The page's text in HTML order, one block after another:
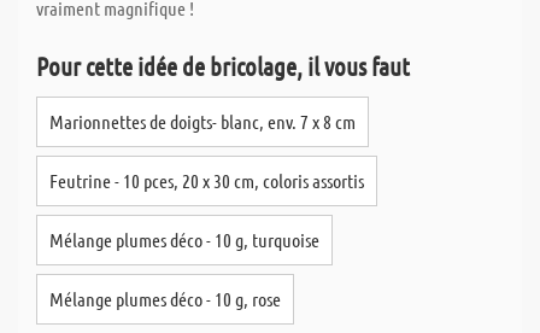
vraiment magnifique !
Pour cette idée de bricolage, il vous faut
Marionnettes de doigts- blanc, env. 7 x 8 cm
Feutrine - 10 pces, 20 x 30 cm, coloris assortis
Mélange plumes déco - 10 g, turquoise
Mélange plumes déco - 10 g, rose